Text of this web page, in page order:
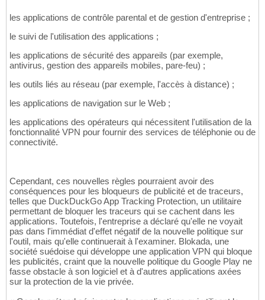
les applications de contrôle parental et de gestion d'entreprise ;
le suivi de l'utilisation des applications ;
les applications de sécurité des appareils (par exemple,
antivirus, gestion des appareils mobiles, pare-feu) ;
les outils liés au réseau (par exemple, l'accès à distance) ;
les applications de navigation sur le Web ;
les applications des opérateurs qui nécessitent l'utilisation de la
fonctionnalité VPN pour fournir des services de téléphonie ou de
connectivité.
Cependant, ces nouvelles règles pourraient avoir des
conséquences pour les bloqueurs de publicité et de traceurs,
telles que DuckDuckGo App Tracking Protection, un utilitaire
permettant de bloquer les traceurs qui se cachent dans les
applications. Toutefois, l'entreprise a déclaré qu'elle ne voyait
pas dans l'immédiat d'effet négatif de la nouvelle politique sur
l'outil, mais qu'elle continuerait à l'examiner. Blokada, une
société suédoise qui développe une application VPN qui bloque
les publicités, craint que la nouvelle politique du Google Play ne
fasse obstacle à son logiciel et à d'autres applications axées
sur la protection de la vie privée.